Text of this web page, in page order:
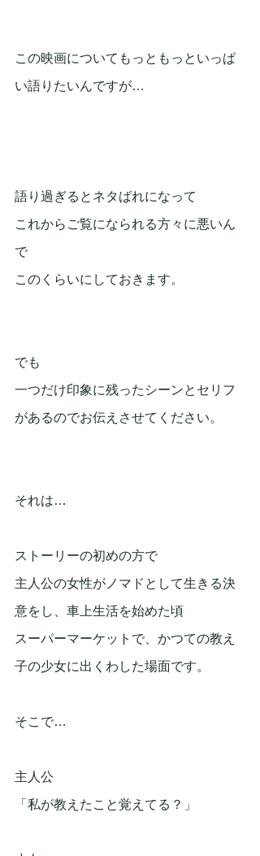
この映画についてもっともっといっぱ
い語りたいんですが…
語り過ぎるとネタばれになって
これからご覧になられる方々に悪いん
で
このくらいにしておきます。
でも
一つだけ印象に残ったシーンとセリフ
があるのでお伝えさせてください。
それは…
ストーリーの初めの方で
主人公の女性がノマドとして生きる決
意をし、車上生活を始めた頃
スーパーマーケットで、かつての教え
子の少女に出くわした場面です。
そこで…
主人公
「私が教えたこと覚えてる？」